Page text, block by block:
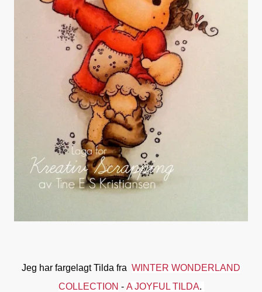
Jeg har fargelagt Tilda fra WINTER WONDERLAND
COLLECTION - A JOYFUL TILDA.